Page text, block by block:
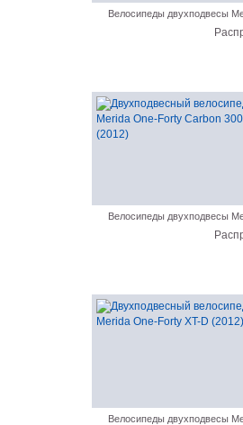
Велосипеды двухподвесы
Велосипеды двухподвесы
Велосипеды двухподвесы